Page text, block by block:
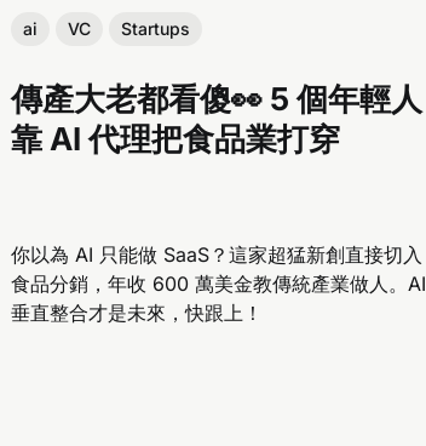
ai VC Startups
傳產大老都看傻👀 5 個年輕人
靠 AI 代理把食品業打穿
你以為 AI 只能做 SaaS？這家超猛新創直接切入
食品分銷，年收 600 萬美金教傳統產業做人。AI
垂直整合才是未來，快跟上！